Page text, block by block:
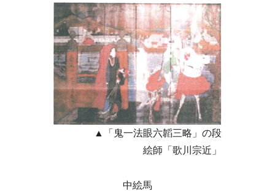
▲「鬼一法眼六韜三略」の段
絵師「歌川宗近」
中絵馬